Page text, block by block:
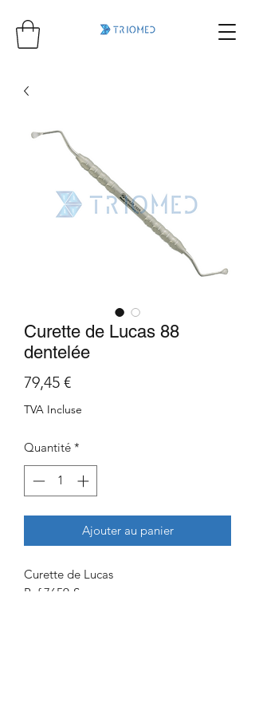
Curette de Lucas 88
dentelée
79,45 €Prix
TVA Incluse
Quantité *
Ajouter au panier
Curette de Lucas
Ref 7659-S